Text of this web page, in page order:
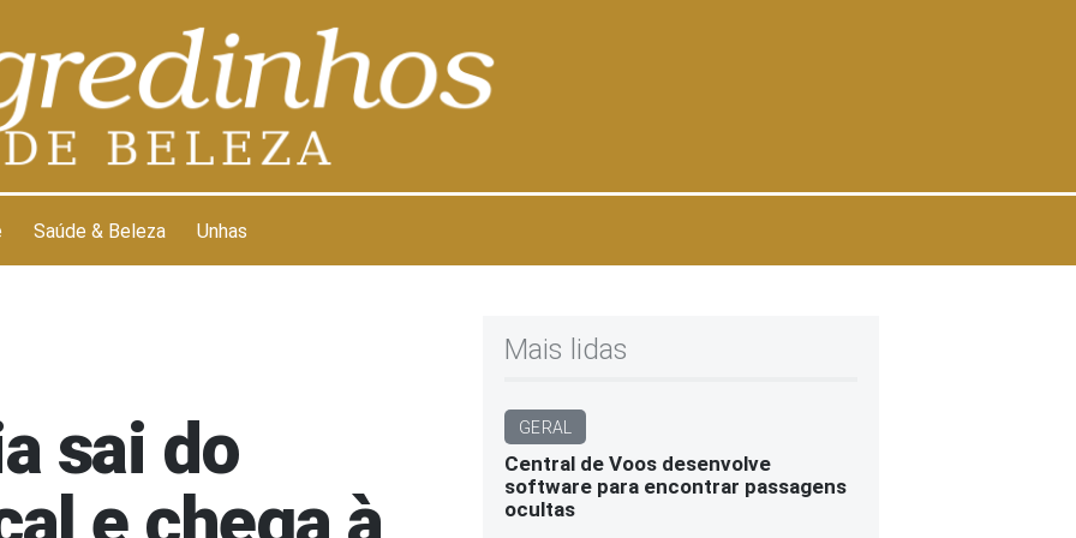
Saúde & Beleza Unhas
sai do
Mais lidas
GERAL
Central de Voos desenvolve
software para encontrar passagens
ocultas